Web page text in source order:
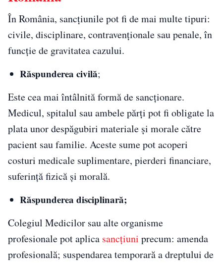
În România, sancțiunile pot fi de mai multe tipuri:
civile, disciplinare, contravenționale sau penale, în
funcție de gravitatea cazului.
Răspunderea civilă;
Este cea mai întâlnită formă de sancționare.
Medicul, spitalul sau ambele părți pot fi obligate la
plata unor despăgubiri materiale și morale către
pacient sau familie. Aceste sume pot acoperi
costuri medicale suplimentare, pierderi financiare,
suferință fizică și morală.
Răspunderea disciplinară;
Colegiul Medicilor sau alte organisme
profesionale pot aplica sancțiuni precum: amenda
profesională; suspendarea temporară a dreptului de